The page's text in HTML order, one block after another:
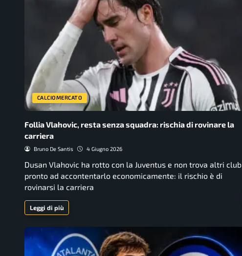
CALCIOMERCATO
Follia Vlahovic, resta senza squadra: rischia di rovinare la
carriera
Bruno De Santis 4 Giugno 2026
Dusan Vlahovic ha rotto con la Juventus e non trova altri club
pronto ad accontentarlo economicamente: il rischio è di
rovinarsi la carriera
Leggi di più